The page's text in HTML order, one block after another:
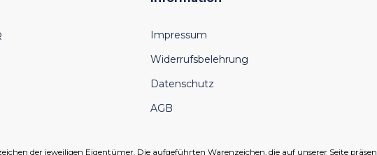
Impressum
Widerrufsbelehrung
Datenschutz
AGB
der jeweiligen Eigentümer. Die aufgeführten Warenzeichen, die auf unserer Seite